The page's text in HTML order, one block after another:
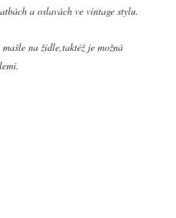
a oslavách ve vintage stylu.
na židle,taktéž je možná